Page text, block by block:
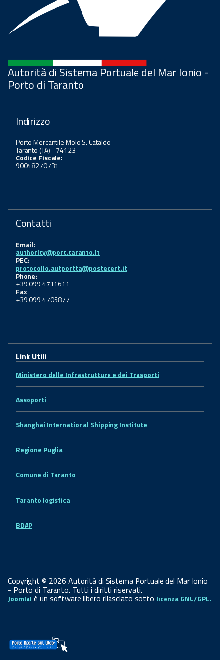
Autorità di Sistema Portuale del Mar Ionio -
Porto di Taranto
Indirizzo
Porto Mercantile Molo S. Cataldo
Taranto (TA) - 74123
Codice Fiscale:
90048270731
Contatti
Email:
authority@port.taranto.it
PEC:
protocollo.autportta@postecert.it
Phone:
+39 099 4711611
Fax:
+39 099 4706877
Link Utili
Ministero delle Infrastrutture e dei Trasporti
Assoporti
Shanghai International Shipping Institute
Regione Puglia
Comune di Taranto
Taranto logistica
BDAP
Copyright © 2026 Autorità di Sistema Portuale del Mar Ionio
- Porto di Taranto. Tutti i diritti riservati.
Joomla! è un software libero rilasciato sotto licenza GNU/GPL.